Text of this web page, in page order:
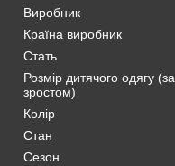
Виробник
Країна виробник
Стать
Розмір дитячого одягу (за
зростом)
Колір
Стан
Сезон